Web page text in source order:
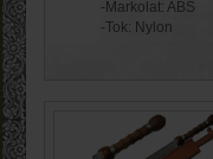
-Markolat: ABS
-Tok: Nylon